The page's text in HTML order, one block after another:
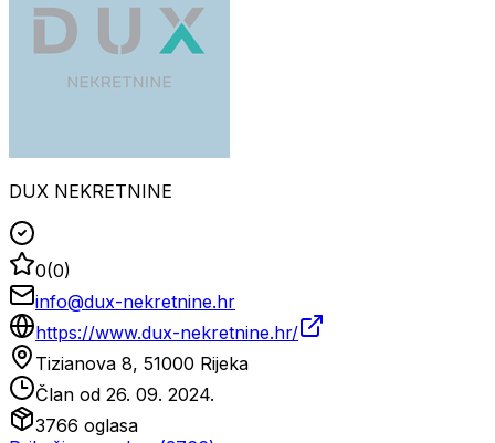
DUX NEKRETNINE
0(0)
info@dux-nekretnine.hr
https://www.dux-nekretnine.hr/
Tizianova 8, 51000 Rijeka
Član od 26. 09. 2024.
3766 oglasa